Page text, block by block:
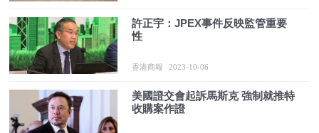
許正宇：JPEX事件反映監管重要
性
香港商報 2023-10-06
美國證交會起訴馬斯克 強制就推特
收購案作證